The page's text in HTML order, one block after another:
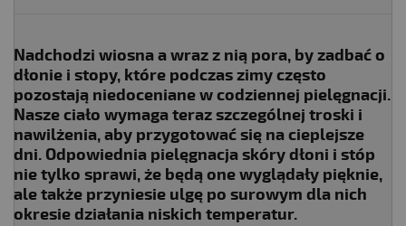
Nadchodzi wiosna a wraz z nią pora, by zadbać o
dłonie i stopy, które podczas zimy często
pozostają niedoceniane w codziennej pielęgnacji.
Nasze ciało wymaga teraz szczególnej troski i
nawilżenia, aby przygotować się na cieplejsze
dni. Odpowiednia pielęgnacja skóry dłoni i stóp
nie tylko sprawi, że będą one wyglądały pięknie,
ale także przyniesie ulgę po surowym dla nich
okresie działania niskich temperatur.